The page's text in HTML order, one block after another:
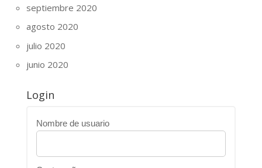
septiembre 2020
agosto 2020
julio 2020
junio 2020
Login
Nombre de usuario